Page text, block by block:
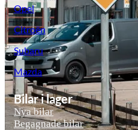
Opel
Citroën
Subaru
Mazda
Bilar i lager
Nya bilar
Begagnade bilar